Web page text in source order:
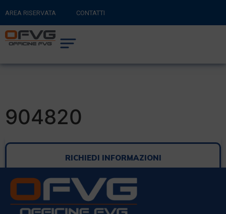
AREA RISERVATA CONTATTI
RITORNA AL SITO PRINCIPALE
CARRELLO
904820
RICHIEDI INFORMAZIONI